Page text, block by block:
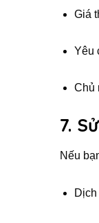
Giá
Yêu
Chủ
7.
Nếu